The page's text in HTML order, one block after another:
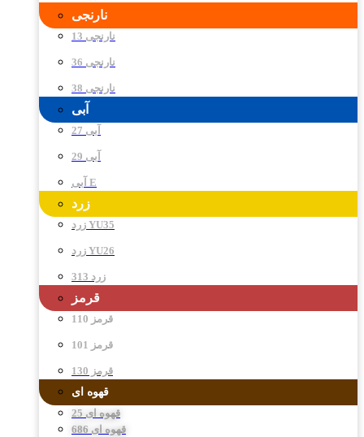
نارنجی
نارنجی 13
نارنجی 36
نارنجی 38
آبی
آبی 27
آبی 29
آبی E
زرد
زرد YU35
زرد YU26
زرد 313
قرمز
قرمز 110
قرمز 101
قرمز 130
قهوه ای
قهوه ای 25
قهوه ای 686